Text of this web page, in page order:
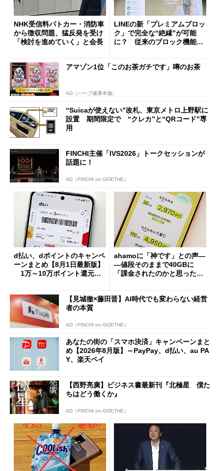
NHK受信料パトカー・消防車
から徴収問題、猛反発を受け
「検討を進めていく」と会長
LINEの新「プレミアムブロッ
ク」で完全な“絶縁”が可能
に？ 従来のブロック機能と
アマゾン1位「このお茶ガチです」噂のお茶
AD（ハーブ健康本舗）
“Suicaが使えない”改札、東京メトロ上野駅に
設置 期間限定で “クレカ”と“QRコード”専
用
FINCHI主催「IVS2026」トークセッションが
話題に！
AD（FINCHI on GOETHE）
d払い、dポイントのキャンペ
ーンまとめ【8月1日最新版】
1万～10万ポイント還元の
ahamoに「神です」との声―
―値段そのままで40GBに
「課金されたのかと思った」
【見城徹×藤田晋】AI時代でも変わらない経営
者の本質
AD（FINCHI on GOETHE）
あなたの街の「スマホ決済」キャンペーンまと
め【2026年8月版】～PayPay、d払い、au PA
Y、楽天ペイ
【西野亮廣】ビジネス書最新刊『北極星 僕た
ちはどう働くか』
AD（FINCHI on GOETHE）